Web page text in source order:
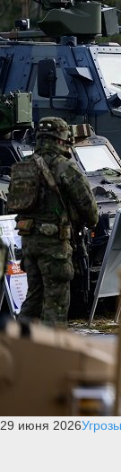
29 июня 2026Угрозы